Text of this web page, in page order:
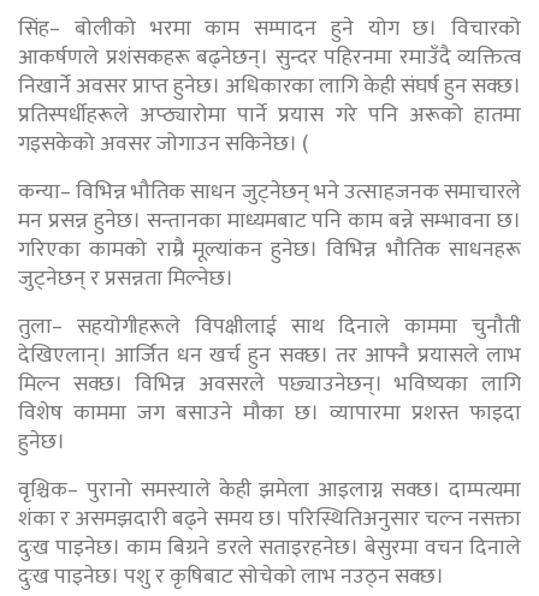
सिंह– बोलीको भरमा काम सम्पादन हुने योग छ। विचारको
आकर्षणले प्रशंसकहरू बढ्नेछन्। सुन्दर पहिरनमा रमाउँदै व्यक्तित्व
निखार्ने अवसर प्राप्त हुनेछ। अधिकारका लागि केही संघर्ष हुन सक्छ।
प्रतिस्पर्धीहरूले अप्ठ्यारोमा पार्ने प्रयास गरे पनि अरूको हातमा
गइसकेको अवसर जोगाउन सकिनेछ। (
कन्या– विभिन्न भौतिक साधन जुट्नेछन् भने उत्साहजनक समाचारले
मन प्रसन्न हुनेछ। सन्तानका माध्यमबाट पनि काम बन्ने सम्भावना छ।
गरिएका कामको राम्रै मूल्यांकन हुनेछ। विभिन्न भौतिक साधनहरू
जुट्नेछन् र प्रसन्नता मिल्नेछ।
तुला– सहयोगीहरूले विपक्षीलाई साथ दिनाले काममा चुनौती
देखिएलान्। आर्जित धन खर्च हुन सक्छ। तर आफ्नै प्रयासले लाभ
मिल्न सक्छ। विभिन्न अवसरले पछ्याउनेछन्। भविष्यका लागि
विशेष काममा जग बसाउने मौका छ। व्यापारमा प्रशस्त फाइदा
हुनेछ।
वृश्चिक– पुरानो समस्याले केही झमेला आइलाग्न सक्छ। दाम्पत्यमा
शंका र असमझदारी बढ्ने समय छ। परिस्थितिअनुसार चल्न नसक्ता
दुःख पाइनेछ। काम बिग्रने डरले सताइरहनेछ। बेसुरमा वचन दिनाले
दुःख पाइनेछ। पशु र कृषिबाट सोचेको लाभ नउठ्न सक्छ।